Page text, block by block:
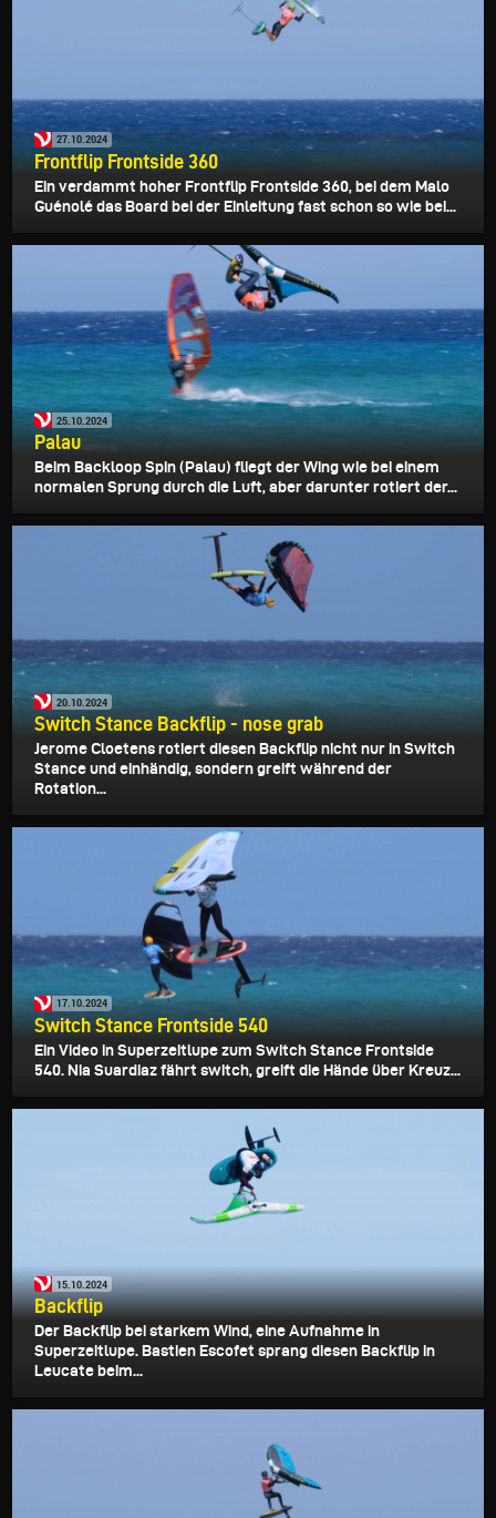
27.10.2024
Frontflip Frontside 360
Ein verdammt hoher Frontflip Frontside 360, bei dem Malo
Guénolé das Board bei der Einleitung fast schon so wie bei...
25.10.2024
Palau
Beim Backloop Spin (Palau) fliegt der Wing wie bei einem
normalen Sprung durch die Luft, aber darunter rotiert der...
20.10.2024
Switch Stance Backflip - nose grab
Jerome Cloetens rotiert diesen Backflip nicht nur in Switch
Stance und einhändig, sondern greift während der
Rotation...
17.10.2024
Switch Stance Frontside 540
Ein Video in Superzeitlupe zum Switch Stance Frontside
540. Nia Suardiaz fährt switch, greift die Hände über Kreuz...
15.10.2024
Backflip
Der Backflip bei starkem Wind, eine Aufnahme in
Superzeitlupe. Bastien Escofet sprang diesen Backflip in
Leucate beim...